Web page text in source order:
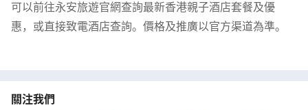
可以前往永安旅遊官網查詢最新香港親子酒店套餐及優
惠，或直接致電酒店查詢。價格及推廣以官方渠道為準。
關注我們